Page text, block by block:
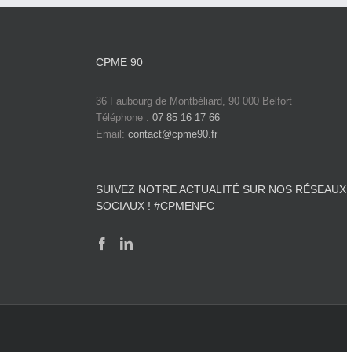
CPME 90
36 Faubourg de Montbéliard, 90 000 Belfort
Téléphone : 07 85 16 17 66
Email: contact@cpme90.fr
SUIVEZ NOTRE ACTUALITÉ SUR NOS RÉSEAUX
SOCIAUX ! #CPMENFC